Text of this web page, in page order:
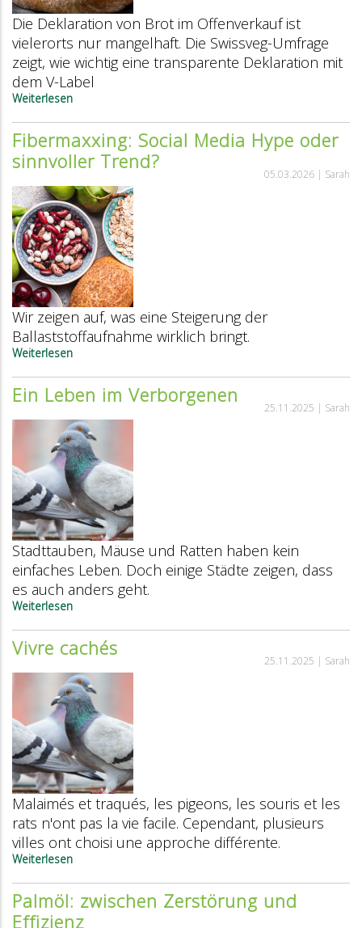
Die Deklaration von Brot im Offenverkauf ist
vielerorts nur mangelhaft. Die Swissveg-Umfrage
zeigt, wie wichtig eine transparente Deklaration mit
dem V-Label
Weiterlesen
grosse
Swissveg-
Brotrecherche
Fibermaxxing: Social Media Hype oder
sinnvoller Trend?
05.03.2026 | Sarah
Wir zeigen auf, was eine Steigerung der
Ballaststoffaufnahme wirklich bringt.
Weiterlesen
Social
Media
oder
sinnvoller
Trend?
Ein Leben im Verborgenen
25.11.2025 | Sarah
Stadttauben, Mäuse und Ratten haben kein
einfaches Leben. Doch einige Städte zeigen, dass
es auch anders geht.
Weiterlesen
Leben
im
Vivre cachés
25.11.2025 | Sarah
Malaimés et traqués, les pigeons, les souris et les
rats n'ont pas la vie facile. Cependant, plusieurs
villes ont choisi une approche différente.
Weiterlesen
cachés
Palmöl: zwischen Zerstörung und
Effizienz